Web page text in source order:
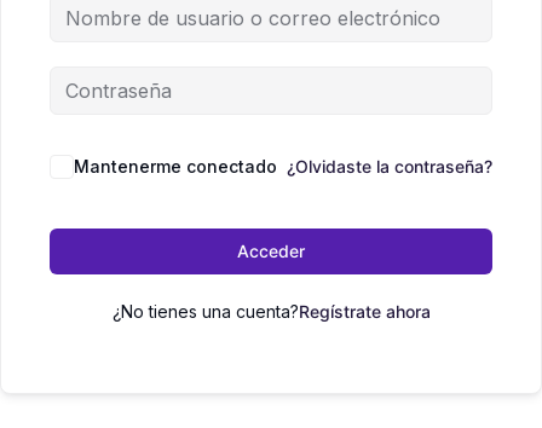
Mantenerme conectado ¿Olvidaste la contraseña?
Acceder
¿No tienes una cuenta?Regístrate ahora